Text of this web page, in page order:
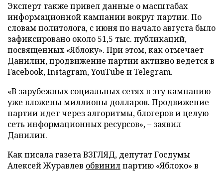
Эксперт также привел данные о масштабах
информационной кампании вокруг партии. По
словам политолога, с июня по начало августа было
зафиксировано около 51,5 тыс. публикаций,
посвященных «Яблоку». При этом, как отмечает
Данилин, продвижение партии активно ведется в
Facebook, Instagram, YouTube и Telegram.
«В зарубежных социальных сетях в эту кампанию
уже вложены миллионы долларов. Продвижение
партии идет через алгоритмы, блогеров и целую
сеть информационных ресурсов», – заявил
Данилин.
Как писала газета ВЗГЛЯД, депутат Госдумы
Алексей Журавлев обвинилпартию «Яблоко» в